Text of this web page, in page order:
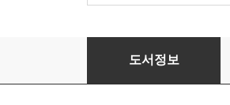
모든 비밀에는 이름이 있다
도서정보